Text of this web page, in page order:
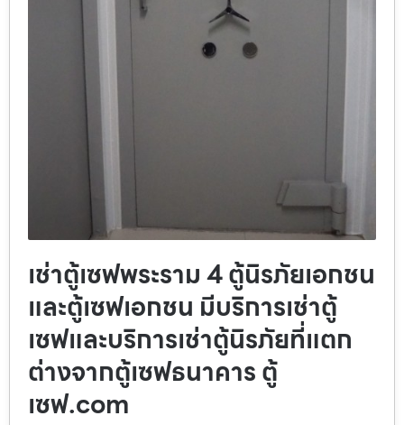
เช่าตู้เซฟพระราม 4 ตู้นิรภัยเอกชน
และตู้เซฟเอกชน มีบริการเช่าตู้
เซฟและบริการเช่าตู้นิรภัยที่แตก
ต่างจากตู้เซฟธนาคาร ตู้
เซฟ.com